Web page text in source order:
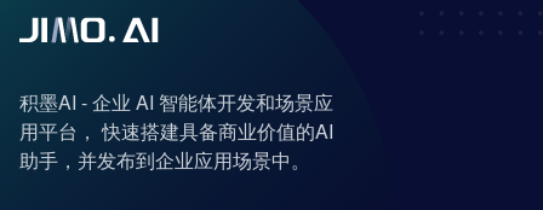
积墨AI - 企业 AI 智能体开发和场景应
用平台， 快速搭建具备商业价值的AI
助手，并发布到企业应用场景中。